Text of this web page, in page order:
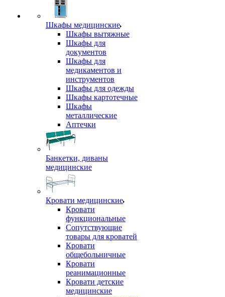
Шкафы медицинские
Шкафы вытяжные
Шкафы для
документов
Шкафы для
медикаментов и
инструментов
Шкафы для одежды
Шкафы картотечные
Шкафы
металлические
Аптечки
Банкетки, диваны
медицинские
Кровати медицинские
Кровати
функциональные
Сопутствующие
товары для кроватей
Кровати
общебольничные
Кровати
реанимационные
Кровати детские
медицинские